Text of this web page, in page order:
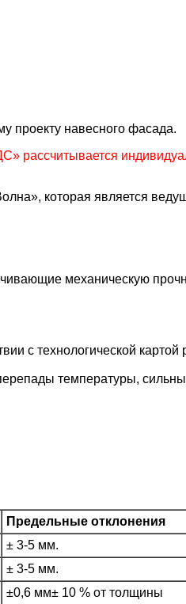
проекту навесного фасада.
рассчитывается
которая является
механическую
с технологической картой
температуры,
Предельные отклонения
± 3-5 мм.
± 3-5 мм.
±0,6 мм± 10 % от толщины